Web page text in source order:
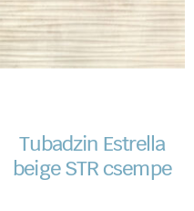
Tubadzin Estrella
beige STR csempe